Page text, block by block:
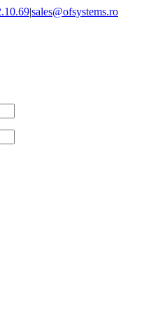
|sales@ofsystems.ro